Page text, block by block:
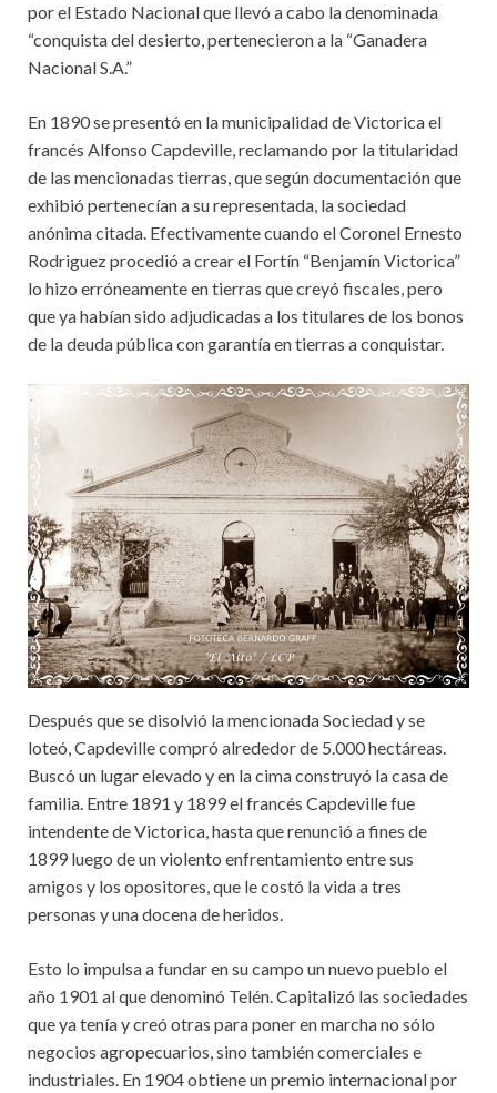
por el Estado Nacional que llevó a cabo la denominada
“conquista del desierto, pertenecieron a la “Ganadera
Nacional S.A.”
En 1890 se presentó en la municipalidad de Victorica el
francés Alfonso Capdeville, reclamando por la titularidad
de las mencionadas tierras, que según documentación que
exhibió pertenecían a su representada, la sociedad
anónima citada. Efectivamente cuando el Coronel Ernesto
Rodriguez procedió a crear el Fortín “Benjamín Victorica”
lo hizo erróneamente en tierras que creyó fiscales, pero
que ya habían sido adjudicadas a los titulares de los bonos
de la deuda pública con garantía en tierras a conquistar.
Después que se disolvió la mencionada Sociedad y se
loteó, Capdeville compró alrededor de 5.000 hectáreas.
Buscó un lugar elevado y en la cima construyó la casa de
familia. Entre 1891 y 1899 el francés Capdeville fue
intendente de Victorica, hasta que renunció a fines de
1899 luego de un violento enfrentamiento entre sus
amigos y los opositores, que le costó la vida a tres
personas y una docena de heridos.
Esto lo impulsa a fundar en su campo un nuevo pueblo el
año 1901 al que denominó Telén. Capitalizó las sociedades
que ya tenía y creó otras para poner en marcha no sólo
negocios agropecuarios, sino también comerciales e
industriales. En 1904 obtiene un premio internacional por